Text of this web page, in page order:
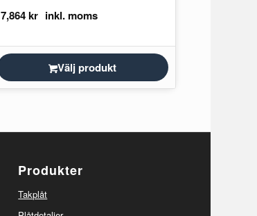
lämpar sig…
7,864kr
Välj produkt
Produkter
Takplåt